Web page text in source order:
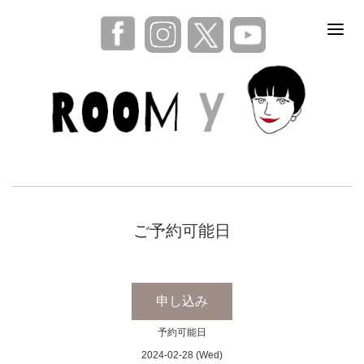
ご予約可能日
申し込み
予約可能日
2024-02-28 (Wed)